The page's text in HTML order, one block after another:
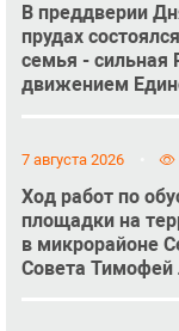
В преддверии
прудах
семья - сильная
движением
7 августа 2026
Ход работ по
площадки на
в микрорайоне
Совета Тимофей